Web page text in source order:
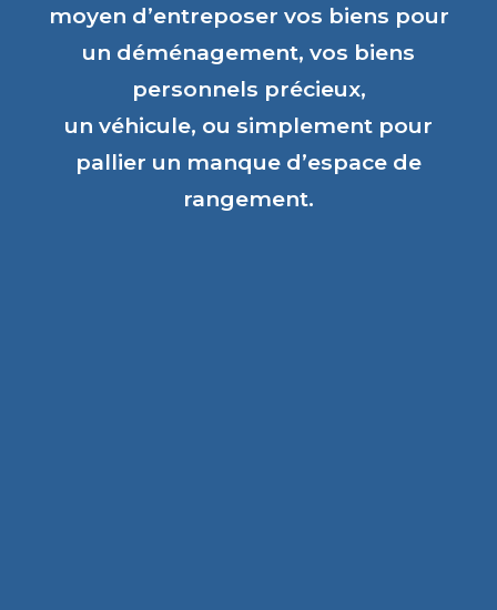
moyen d’entreposer vos biens pour
un déménagement, vos biens
personnels précieux,
un véhicule, ou simplement pour
pallier un manque d’espace de
rangement.